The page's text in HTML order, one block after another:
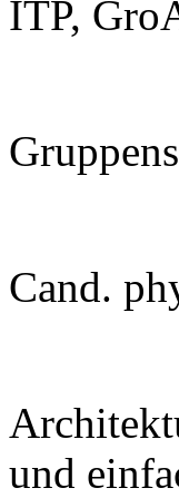
ITP,
Cand.
und